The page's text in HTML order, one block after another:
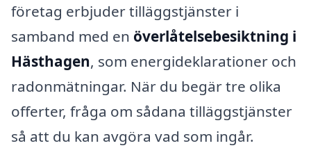
företag erbjuder tilläggstjänster i
samband med en överlåtelsebesiktning i
Hästhagen, som energideklarationer och
radonmätningar. När du begär tre olika
offerter, fråga om sådana tilläggstjänster
så att du kan avgöra vad som ingår.